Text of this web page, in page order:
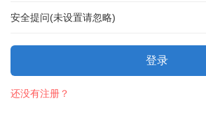
安全提问(未设置请忽略)
登录
还没有注册？